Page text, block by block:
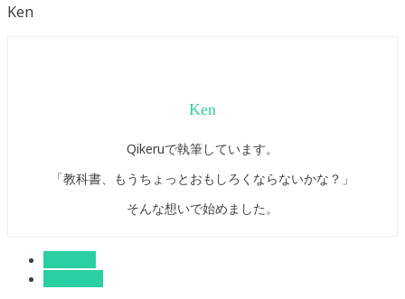
Ken
Ken
Qikeruで執筆しています。
「教科書、もうちょっとおもしろくならないかな？」
そんな想いで始めました。